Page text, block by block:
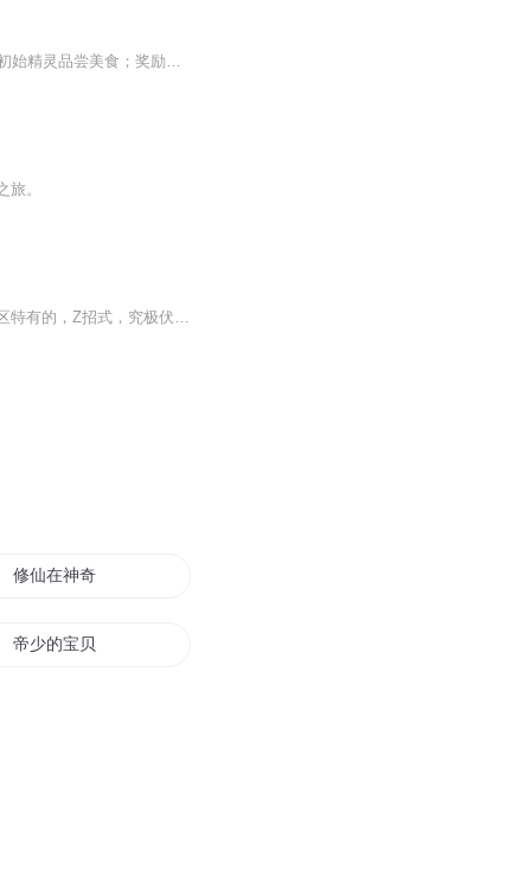
【饲育屋系统觉醒中……】【任务列表开启】：“收服第一只精灵；获得奖励1000经验！”“带初始精灵品尝美食；奖励神秘精灵蛋！”“参加三方竞技；获得奖励……”“饲育屋等级提升之Lv2，获得奖励‘风妖精花园’”
。
小智，旅行了很多个地方，在阿罗拉地区，他又开始了一段新的旅途，在这里有，阿罗拉地区特有的，Z招式，究极伏特狂雷闪，日光轮回下苍穹，超强极限爆炎弹，等等，各种强大的z招式应有尽有，他还与红吉一起开启了一趟成神之路。作者：星辰丶羽焰
修仙在神奇宝贝
帝少的宝贝宠妻